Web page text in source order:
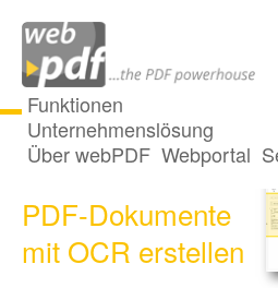
Funktionen
Unternehmenslösung
Über webPDF Webportal
Durchsuchbare
PDF-Dokumente
mit OCR erstellen